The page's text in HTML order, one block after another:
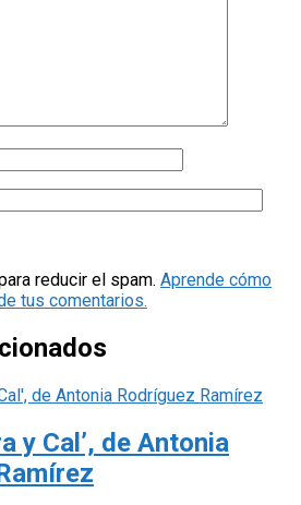
reducir el spam. Aprende cómo
tus comentarios.
y Cal’, de Antonia